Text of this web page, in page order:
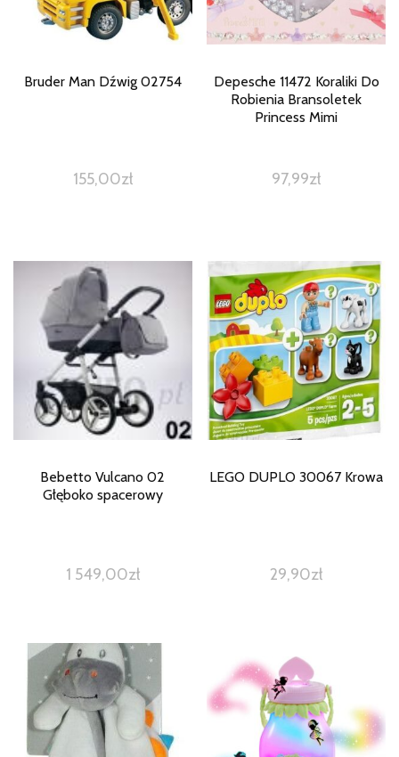
Bruder Man Dźwig 02754
155,00zł
Depesche 11472 Koraliki Do
Robienia Bransoletek
Princess Mimi
97,99zł
Bebetto Vulcano 02
Głęboko spacerowy
1 549,00zł
LEGO DUPLO 30067 Krowa
29,90zł